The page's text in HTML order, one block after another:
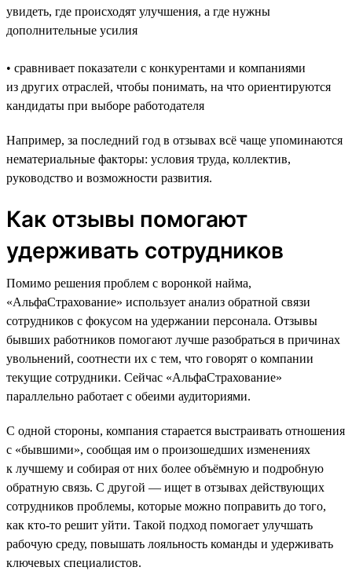
увидеть, где происходят улучшения, а где нужны
дополнительные усилия
• сравнивает показатели с конкурентами и компаниями
из других отраслей, чтобы понимать, на что ориентируются
кандидаты при выборе работодателя
Например, за последний год в отзывах всё чаще упоминаются
нематериальные факторы: условия труда, коллектив,
руководство и возможности развития.
Как отзывы помогают
удерживать сотрудников
Помимо решения проблем с воронкой найма,
«АльфаСтрахование» использует анализ обратной связи
сотрудников с фокусом на удержании персонала. Отзывы
бывших работников помогают лучше разобраться в причинах
увольнений, соотнести их с тем, что говорят о компании
текущие сотрудники. Сейчас «АльфаСтрахование»
параллельно работает с обеими аудиториями.
С одной стороны, компания старается выстраивать отношения
с «бывшими», сообщая им о произошедших изменениях
к лучшему и собирая от них более объёмную и подробную
обратную связь. С другой — ищет в отзывах действующих
сотрудников проблемы, которые можно поправить до того,
как кто-то решит уйти. Такой подход помогает улучшать
рабочую среду, повышать лояльность команды и удерживать
ключевых специалистов.